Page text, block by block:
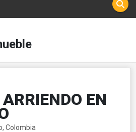
EN
Colombia